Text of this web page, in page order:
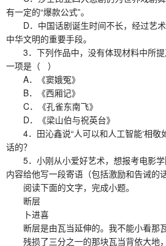
有一定的“爆款公式”。
D．中国话剧诞生时间不长，经过艺术
中华文明的重要手段。
3．下列作品中，没有体现材料中所提
一项是（ ）
A．《窦娥冤》
B．《西厢记》
C．《孔雀东南飞》
D．《梁山伯与祝英台》
4．田沁鑫说“人可以和人工智能‘相敬
话的？
5．小刚从小爱好艺术，想报考电影学
内容给他写一段寄语（包括激励和告诫的
阅读下面的文字，完成小题。
断层
卜进喜
断层是由瓦当延伸的。我不能小看那瓦
残损了三分之一的那块瓦当背依大地